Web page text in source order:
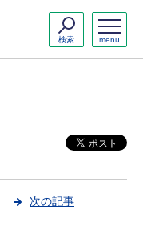
menu
検索
次の記事